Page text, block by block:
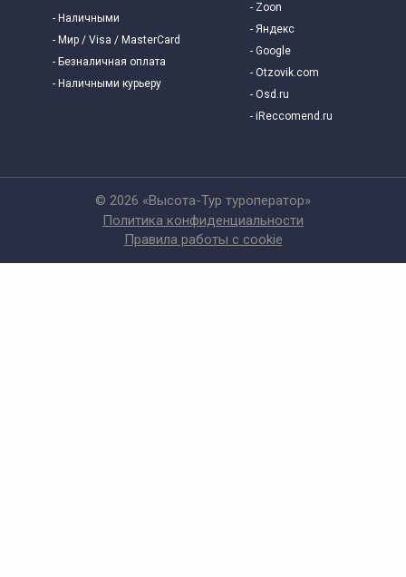
- Наличными
- Мир / Visa / MasterCard
- Безналичная оплата
- Наличными курьеру
- Zoon
- Яндекс
- Google
- Otzovik.com
- Osd.ru
- iReccomend.ru
© 2026 «Высота-Тур туроператор»
Политика конфиденциальности
Правила работы с cookie